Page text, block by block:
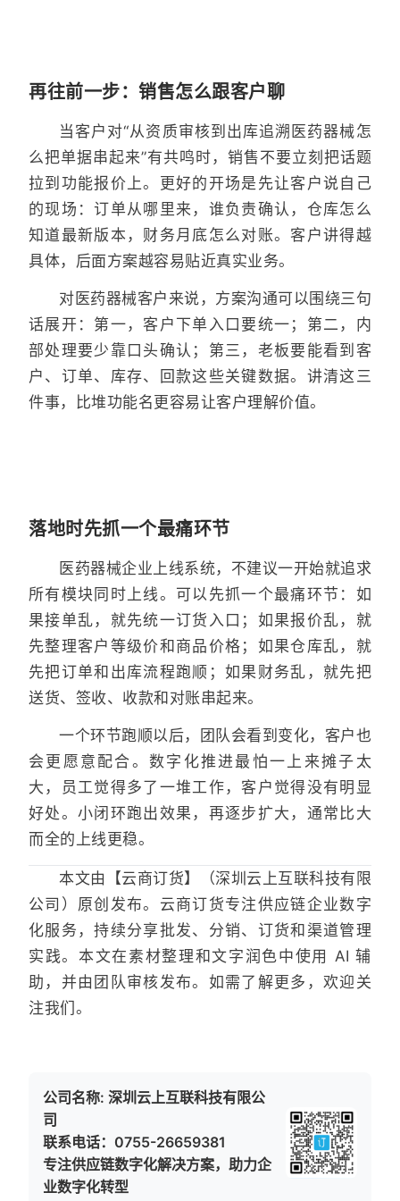
再往前一步：销售怎么跟客户聊
当客户对“从资质审核到出库追溯医药器械怎
么把单据串起来”有共鸣时，销售不要立刻把话题
拉到功能报价上。更好的开场是先让客户说自己
的现场：订单从哪里来，谁负责确认，仓库怎么
知道最新版本，财务月底怎么对账。客户讲得越
具体，后面方案越容易贴近真实业务。
对医药器械客户来说，方案沟通可以围绕三句
话展开：第一，客户下单入口要统一；第二，内
部处理要少靠口头确认；第三，老板要能看到客
户、订单、库存、回款这些关键数据。讲清这三
件事，比堆功能名更容易让客户理解价值。
落地时先抓一个最痛环节
医药器械企业上线系统，不建议一开始就追求
所有模块同时上线。可以先抓一个最痛环节：如
果接单乱，就先统一订货入口；如果报价乱，就
先整理客户等级价和商品价格；如果仓库乱，就
先把订单和出库流程跑顺；如果财务乱，就先把
送货、签收、收款和对账串起来。
一个环节跑顺以后，团队会看到变化，客户也
会更愿意配合。数字化推进最怕一上来摊子太
大，员工觉得多了一堆工作，客户觉得没有明显
好处。小闭环跑出效果，再逐步扩大，通常比大
而全的上线更稳。
本文由【云商订货】（深圳云上互联科技有限
公司）原创发布。云商订货专注供应链企业数字
化服务，持续分享批发、分销、订货和渠道管理
实践。本文在素材整理和文字润色中使用 AI 辅
助，并由团队审核发布。如需了解更多，欢迎关
注我们。
公司名称: 深圳云上互联科技有限公
司
联系电话：0755-26659381
专注供应链数字化解决方案，助力企
业数字化转型